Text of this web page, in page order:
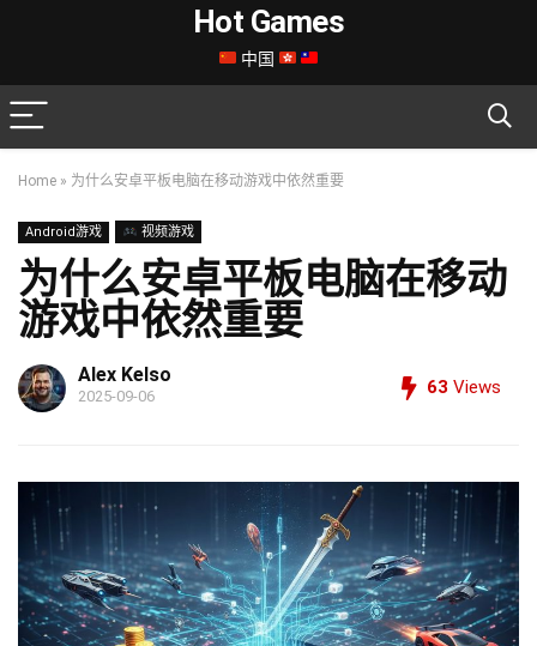
Hot Games
中国
Home » 为什么安卓平板电脑在移动游戏中依然重要
Android游戏 视频游戏
为什么安卓平板电脑在移动
游戏中依然重要
Alex Kelso
2025-09-06 63 Views